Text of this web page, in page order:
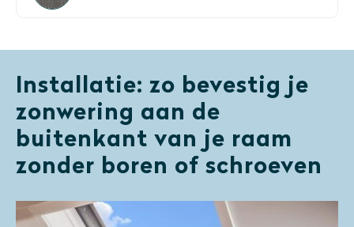
Installatie: zo bevestig je
zonwering aan de
buitenkant van je raam
zonder boren of schroeven